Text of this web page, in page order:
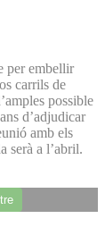
per embellir
carrils de
possible
d’adjudicar
amb els
serà a l’abril.